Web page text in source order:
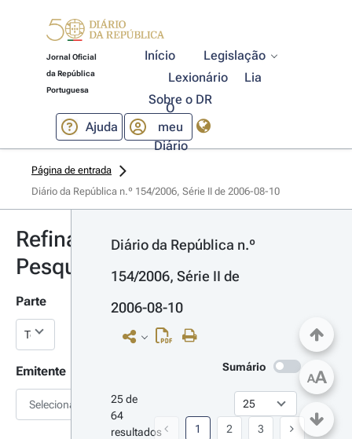
Jornal Oficial
da República
Portuguesa
Início
Legislação
Lexionário
Lia
Sobre o DR
Ajuda
O
meu
Diário
Página de entrada
Diário da República n.º 154/2006, Série II de 2006-08-10
Refinar
Pesquisa
Parte
Emitente
Selecionar
Diário da República n.º
154/2006, Série II de
2006-08-10
Sumário
25 de
64
resultados
1 2 3
AA